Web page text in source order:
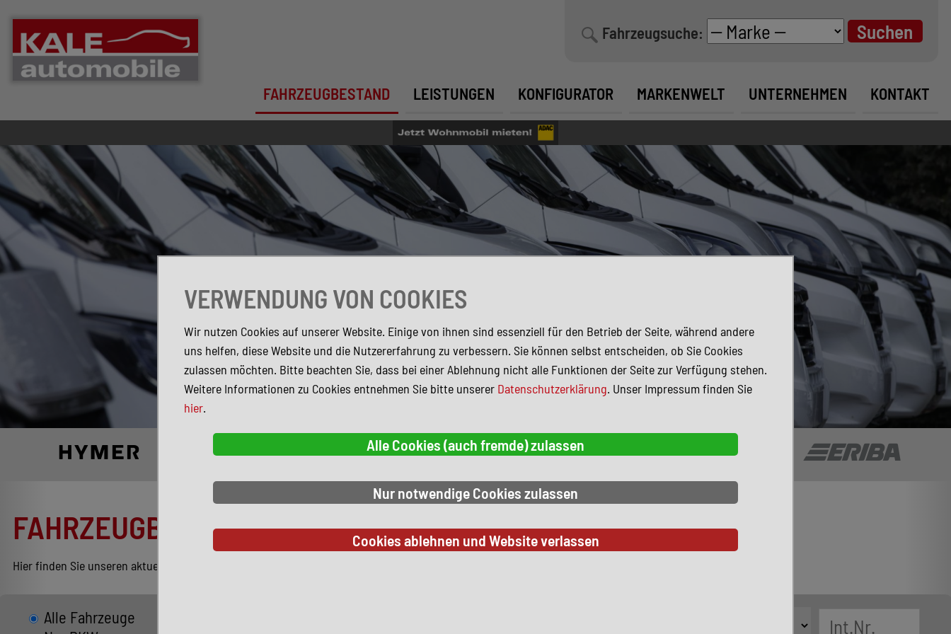
Fahrzeugsuche:
FAHRZEUGBESTAND LEISTUNGEN KONFIGURATOR MARKENWELT UNTERNEHMEN KONTAKT
FAHRZEUGBESTAND
Hier finden Sie unseren aktuellen Bestand entsprechend Ihren Suchkriterien.
Alle Fahrzeuge
VERWENDUNG VON COOKIES
Wir nutzen Cookies auf unserer Website. Einige von ihnen sind essenziell für den Betrieb der Seite, während andere
uns helfen, diese Website und die Nutzererfahrung zu verbessern. Sie können selbst entscheiden, ob Sie Cookies
zulassen möchten. Bitte beachten Sie, dass bei einer Ablehnung nicht alle Funktionen der Seite zur Verfügung stehen.
Weitere Informationen zu Cookies entnehmen Sie bitte unserer Datenschutzerklärung. Unser Impressum finden Sie
hier.